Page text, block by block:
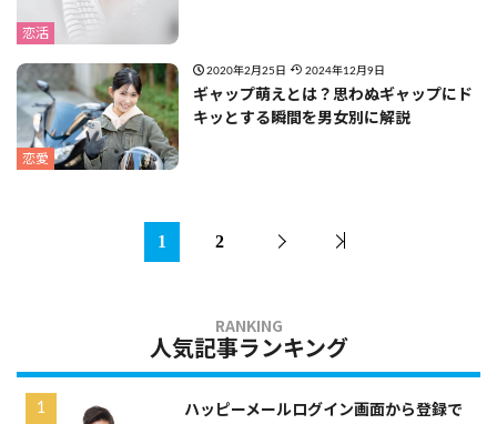
恋活
恋愛
2020年2月25日 2024年12月9日
ギャップ萌えとは？思わぬギャップにド
キッとする瞬間を男女別に解説
1 2
人気記事ランキング
ハッピーメールログイン画面から登録で